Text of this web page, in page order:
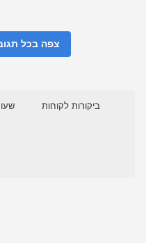
צפה בכל
ביקורות לקוחות